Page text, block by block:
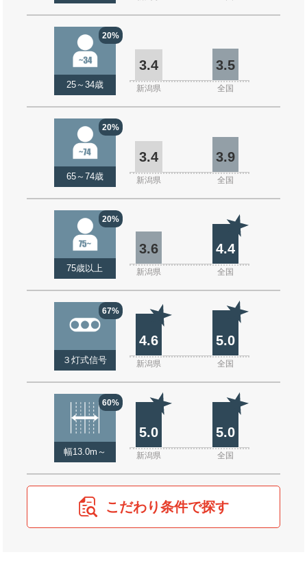
20%
25～34歳
3.4 3.5
新潟県 全国
20%
65～74歳
3.4 3.9
新潟県 全国
20%
75歳以上
3.6 4.4
新潟県 全国
67%
３灯式信号
4.6 5.0
新潟県 全国
60%
幅13.0m～
5.0 5.0
新潟県 全国
こだわり条件で探す